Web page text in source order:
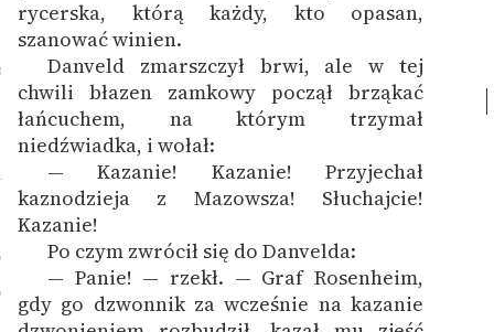
rycerska, którą każdy, kto opasan,
szanować winien.
Danveld zmarszczył brwi, ale w tej
chwili błazen zamkowy począł brząkać
łańcuchem, na którym trzymał
niedźwiadka, i wołał:
— Kazanie! Kazanie! Przyjechał
kaznodzieja z Mazowsza! Słuchajcie!
Kazanie!
Po czym zwrócił się do Danvelda:
— Panie! — rzekł. — Graf Rosenheim,
gdy go dzwonnik za wcześnie na kazanie